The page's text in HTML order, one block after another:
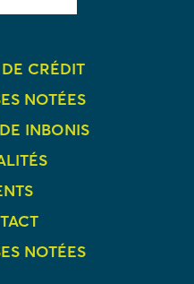
CRÉDIT
NOTÉES
INBONIS
NOTÉES